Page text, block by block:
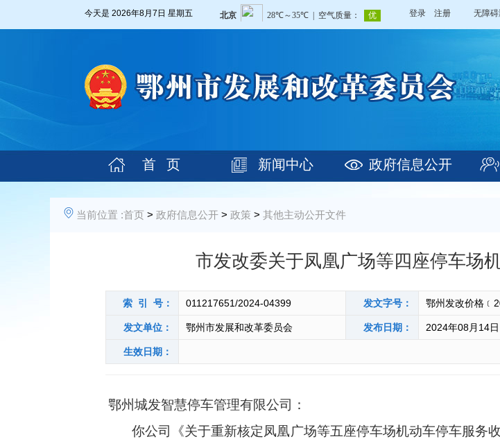
今天是 2026年8月7日 星期五 登录 注册 无障
首 页 新闻中心 政府信息公开
当前位置 :首页 > 政府信息公开 > 政策 > 其他主动公开文件
市发改委关于凤凰广场等四座停车场
索 引 号： 011217651/2024-04399 发文字号： 鄂州发改价格
发文单位： 鄂州市发展和改革委员会 发布日期： 2024年08月14日
生效日期：
鄂州城发智慧停车管理有限公司：
你公司《关于重新核定凤凰广场等五座停车场机动车停车服务